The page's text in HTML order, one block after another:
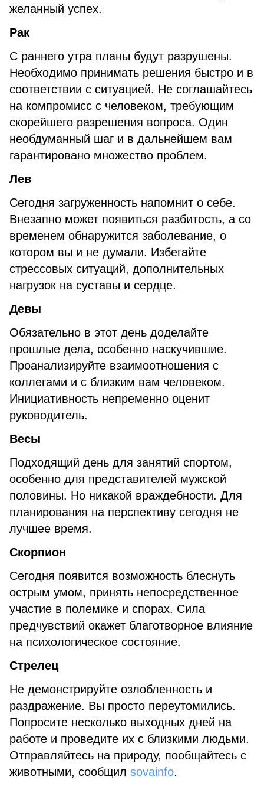
желанный успех.
Рак
С раннего утра планы будут разрушены.
Необходимо принимать решения быстро и в
соответствии с ситуацией. Не соглашайтесь
на компромисс с человеком, требующим
скорейшего разрешения вопроса. Один
необдуманный шаг и в дальнейшем вам
гарантировано множество проблем.
Лев
Сегодня загруженность напомнит о себе.
Внезапно может появиться разбитость, а со
временем обнаружится заболевание, о
котором вы и не думали. Избегайте
стрессовых ситуаций, дополнительных
нагрузок на суставы и сердце.
Девы
Обязательно в этот день доделайте
прошлые дела, особенно наскучившие.
Проанализируйте взаимоотношения с
коллегами и с близким вам человеком.
Инициативность непременно оценит
руководитель.
Весы
Подходящий день для занятий спортом,
особенно для представителей мужской
половины. Но никакой враждебности. Для
планирования на перспективу сегодня не
лучшее время.
Скорпион
Сегодня появится возможность блеснуть
острым умом, принять непосредственное
участие в полемике и спорах. Сила
предчувствий окажет благотворное влияние
на психологическое состояние.
Стрелец
Не демонстрируйте озлобленность и
раздражение. Вы просто переутомились.
Попросите несколько выходных дней на
работе и проведите их с близкими людьми.
Отправляйтесь на природу, пообщайтесь с
животными, сообщил sovainfo.